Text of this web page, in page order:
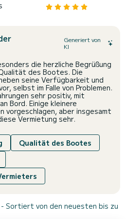
Generiert von
KI
die herzliche Begrüßung
des Bootes. Die
seine Verfügbarkeit und
selbst im Falle von Problemen.
sehr positiv, mit
Bord. Einige kleinere
vorgeschlagen, aber insgesamt
Vermietung sehr.
Qualität des Bootes
Sortiert von den neuesten bis zu